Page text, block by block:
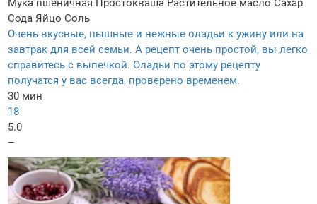
Мука пшеничная Простокваша Растительное масло Сахар
Сода Яйцо Соль
Очень вкусные, пышные и нежные оладьи к ужину или на
завтрак для всей семьи. А рецепт очень простой, вы легко
справитесь с выпечкой. Оладьи по этому рецепту
получатся у вас всегда, проверено временем.
30 мин
18
5.0
–